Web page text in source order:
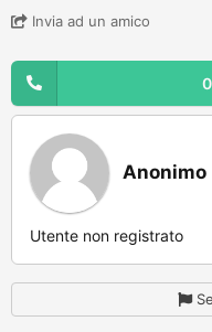
Invia ad un amico
Anonimo
Utente non registrato